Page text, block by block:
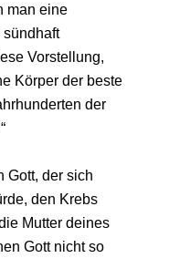
man eine
Vorstellung,
Körper der beste
der
Gott, der sich
den Krebs
Mutter deines
Gott nicht so